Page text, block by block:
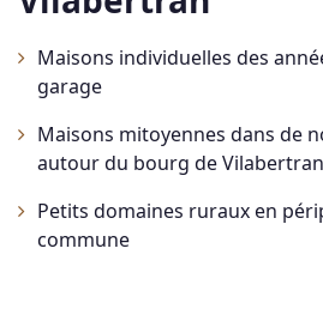
Maisons individuelles des
garage
Maisons mitoyennes dans de
autour du bourg de Vilabertran
Petits domaines ruraux en
commune